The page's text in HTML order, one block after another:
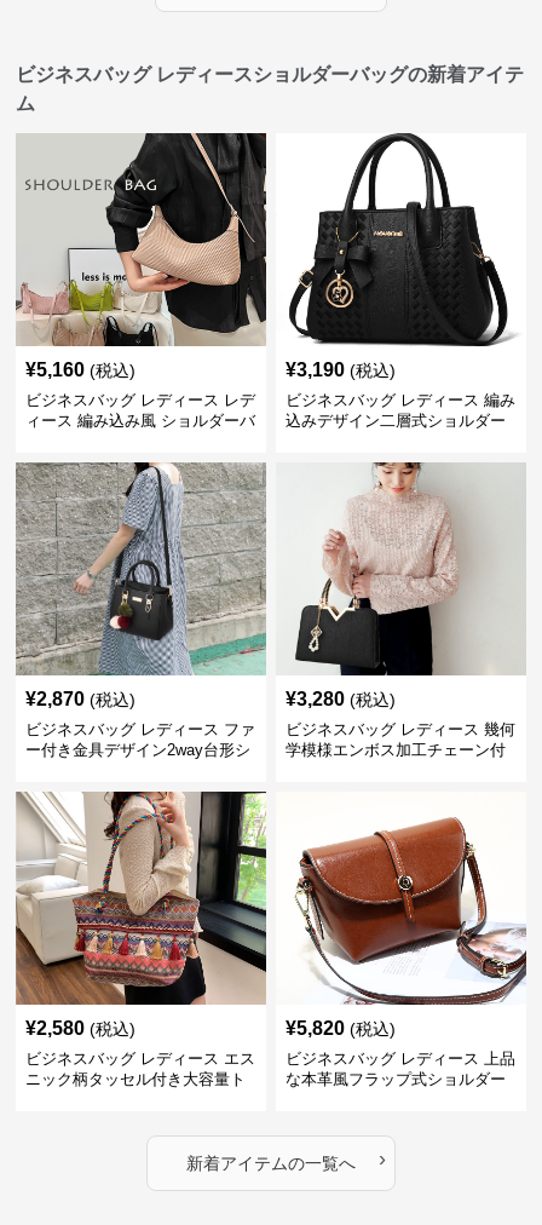
ビジネスバッグ レディースショルダーバッグの新着アイテ
ム
¥5,160 (税込)
ビジネスバッグ レディース レデ
ィース 編み込み風 ショルダーバ
¥3,190 (税込)
ビジネスバッグ レディース 編み
込みデザイン二層式ショルダー
¥2,870 (税込)
ビジネスバッグ レディース ファ
ー付き金具デザイン2way台形シ
¥3,280 (税込)
ビジネスバッグ レディース 幾何
学模様エンボス加工チェーン付
¥2,580 (税込)
ビジネスバッグ レディース エス
ニック柄タッセル付き大容量ト
¥5,820 (税込)
ビジネスバッグ レディース 上品
な本革風フラップ式ショルダー
新着アイテムの一覧へ ›